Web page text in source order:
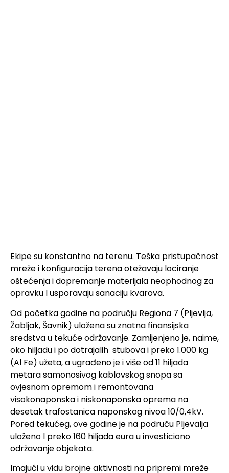
Ekipe su konstantno na terenu. Teška pristupačnost
mreže i konfiguracija terena otežavaju lociranje
oštećenja i dopremanje materijala neophodnog za
opravku I usporavaju sanaciju kvarova.
Od početka godine na području Regiona 7 (Pljevlja,
Žabljak, Šavnik) uložena su znatna finansijska
sredstva u tekuće održavanje. Zamijenjeno je, naime,
oko hiljadu i po dotrajalih stubova i preko 1.000 kg
(Al Fe) užeta, a ugrađeno je i više od 11 hiljada
metara samonosivog kablovskog snopa sa
ovjesnom opremom i remontovana
visokonaponska i niskonaponska oprema na
desetak trafostanica naponskog nivoa 10/0,4kV.
Pored tekućeg, ove godine je na područu Pljevalja
uloženo I preko 160 hiljada eura u investiciono
održavanje objekata.
Imajući u vidu brojne aktivnosti na pripremi mreže